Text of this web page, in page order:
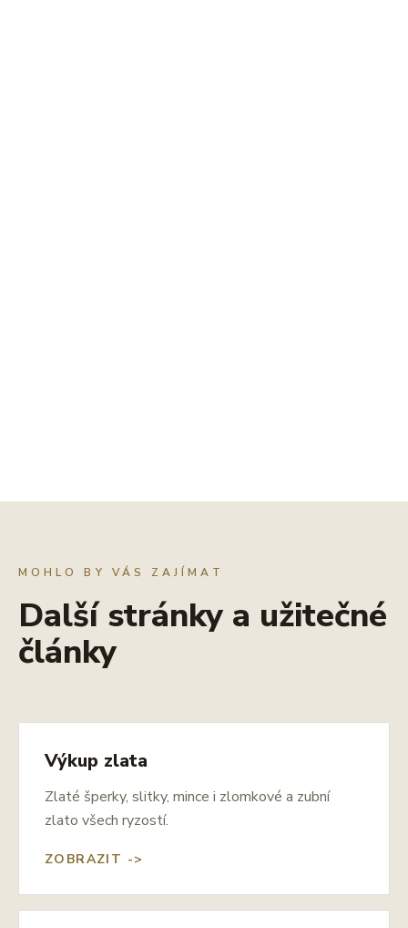
MOHLO BY VÁS ZAJÍMAT
Další stránky a užitečné
články
Výkup zlata
Zlaté šperky, slitky, mince i zlomkové a zubní
zlato všech ryzostí.
ZOBRAZIT ->